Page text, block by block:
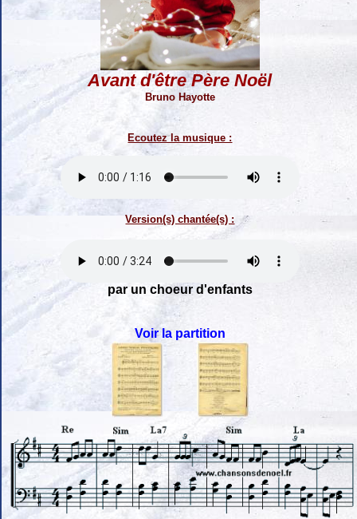
Avant d'être Père Noël
Bruno Hayotte
Ecoutez la musique :
Version(s) chantée(s) :
par un choeur d'enfants
Voir la partition